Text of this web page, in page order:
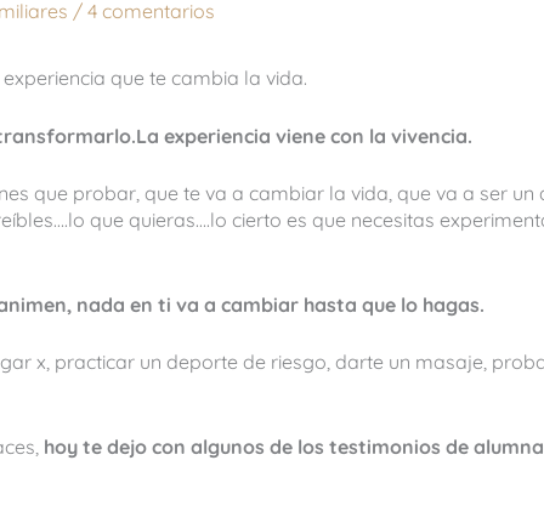
/ 4 comentarios
que te cambia la vida.
experiencia viene con la vivencia.
que probar, que te va a cambiar la vida, que va a ser
que quieras….lo cierto es que necesitas
nada en ti va a cambiar hasta que lo hagas.
x, practicar un deporte de riesgo, darte un masaje,
hoy te dejo con algunos de los testimonios de